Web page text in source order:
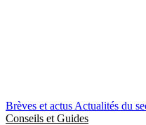
Brèves et actus Actualités du
Conseils et Guides